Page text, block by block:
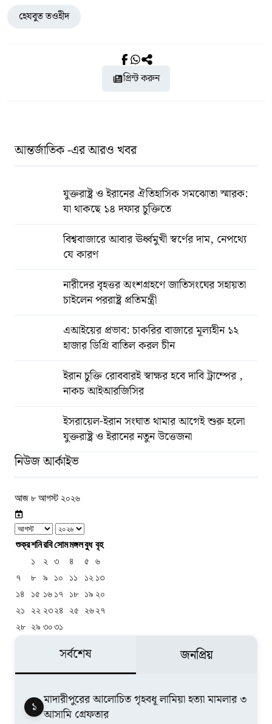
হেযবুত তওহীদ
প্রিন্ট করুন
আন্তর্জাতিক -এর আরও খবর
যুক্তরাষ্ট্র ও ইরানের ঐতিহাসিক সমঝোতা স্মারক:
যা থাকছে ১৪ দফার চুক্তিতে
বিশ্ববাজারে আবার ঊর্ধ্বমুখী স্বর্ণের দাম, নেপথ্যে
যে কারণ
নারীদের বৃহত্তর অংশগ্রহণে জাতিসংঘের সহায়তা
চাইলেন পররাষ্ট্র প্রতিমন্ত্রী
এআইয়ের প্রভাব: চাকরির বাজারে মূল্যহীন ১২
হাজার ডিগ্রি বাতিল করল চীন
ইরান চুক্তি রোববারই স্বাক্ষর হবে দাবি ট্রাম্পের ,
নাকচ আইআরজিসির
ইসরায়েল-ইরান সংঘাত থামার আগেই শুরু হলো
যুক্তরাষ্ট্র ও ইরানের নতুন উত্তেজনা
নিউজ আর্কাইভ
আজ ৮ আগস্ট ২০২৬
শুক্রশনিরবিসোমমঙ্গলবুধ বৃহ
১
২ ৩ ৪ ৫
৬
৭
৮ ৯ ১০ ১১ ১২ ১৩
১৪
১৫ ১৬ ১৭ ১৮ ১৯ ২০
২১
২২ ২৩২৪ ২৫ ২৬২৭
২৮ ২৯ ৩০৩১
সর্বশেষ জনপ্রিয়
১ মাদারীপুরের আলোচিত গৃহবধূ লামিয়া হত্যা মামলার ৩
আসামি গ্রেফতার